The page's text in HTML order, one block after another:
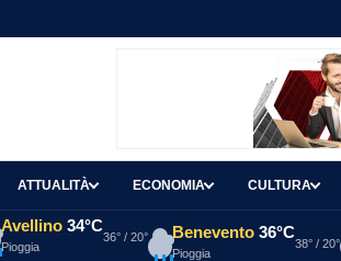
ATTUALITÀ ECONOMIA CULTURA
Avellino 34°C
Pioggia
36° / 20° Benevento 36°C
Pioggia
38° / 20°